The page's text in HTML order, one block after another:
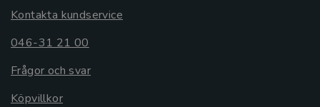
Kontakta kundservice
046-31 21 00
Frågor och svar
Köpvillkor